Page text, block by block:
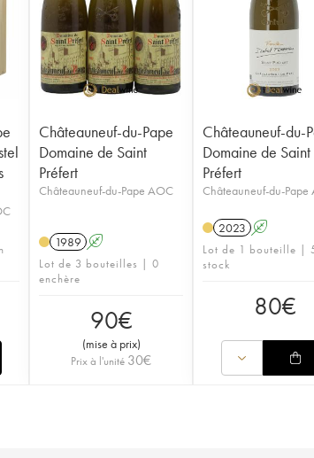
Châteauneuf-du-Pape
Domaine de Saint
Préfert
Châteauneuf-du-Pape AOC
1989 A
Lot de 3 bouteilles | 0
enchère
90€
(mise à prix)
Prix à l'unité 30€
Châteauneuf-du-
Domaine de Saint
Préfert
Châteauneuf-du-Pape
2023 A
Lot de 1 bouteille |
stock
80€